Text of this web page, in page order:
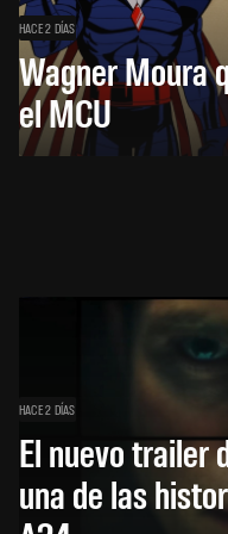
HACE 2 DÍAS
Wagner Moura
el MCU
HACE 2 DÍAS
El nuevo trailer
una de las